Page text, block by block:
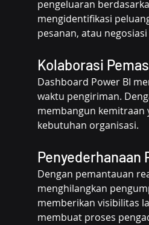
pengeluaran
mengidentifikasi
pesanan, atau
Kolaborasi
Dashboard Power BI
waktu pengiriman.
membangun kemitraan
kebutuhan organisasi.
Penyederhanaan
Dengan pemantauan
menghilangkan
memberikan visibilitas
membuat proses